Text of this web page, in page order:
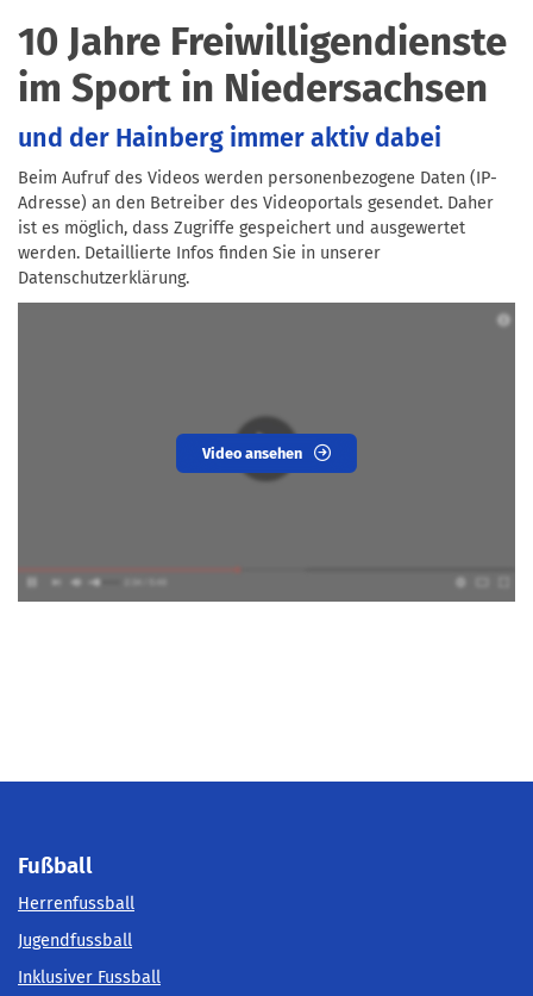
10 Jahre Freiwilligendienste
im Sport in Niedersachsen
und der Hainberg immer aktiv dabei
Beim Aufruf des Videos werden personenbezogene Daten (IP-
Adresse) an den Betreiber des Videoportals gesendet. Daher
ist es möglich, dass Zugriffe gespeichert und ausgewertet
werden. Detaillierte Infos finden Sie in unserer
Datenschutzerklärung.
Video ansehen
Fußball
Herrenfussball
Jugendfussball
Inklusiver Fussball